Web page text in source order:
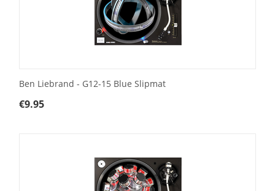
Ben Liebrand - G12-15 Blue Slipmat
€9.95